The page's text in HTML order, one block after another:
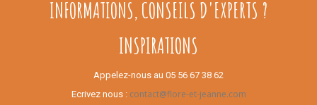
INFORMATIONS, CONSEILS D'EXPERTS ?
INSPIRATIONS
Appelez-nous au 05 56 67 38 62
Ecrivez nous : contact@flore-et-jeanne.com